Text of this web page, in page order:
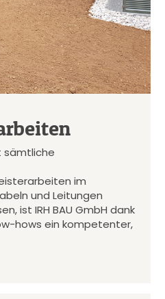
sämtliche
im
und Leitungen
ist IRH BAU GmbH dank
hows ein kompetenter,